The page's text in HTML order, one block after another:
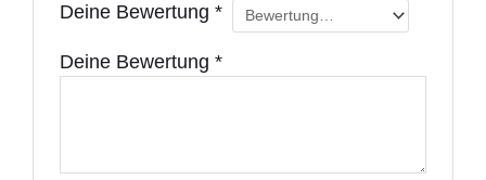
Deine Bewertung*
Deine Bewertung*